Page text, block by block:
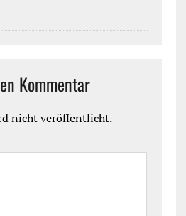
Kommentar
nicht veröffentlicht.